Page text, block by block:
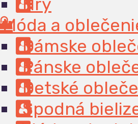
Hry
Móda a
Dámske
Pánske
Detské
Spodná